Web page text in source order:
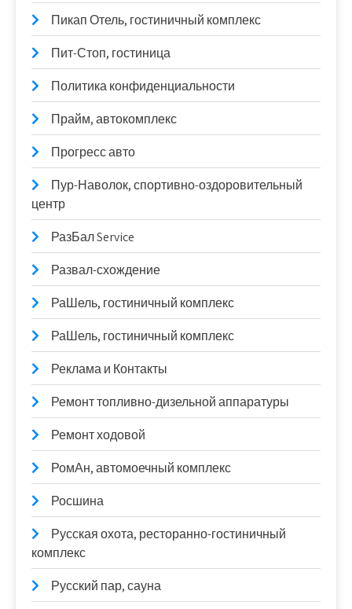
Пикап Отель, гостиничный комплекс
Пит-Стоп, гостиница
Политика конфиденциальности
Прайм, автокомплекс
Прогресс авто
Пур-Наволок, спортивно-оздоровительный
центр
РазБал Service
Развал-схождение
РаШель, гостиничный комплекс
РаШель, гостиничный комплекс
Реклама и Контакты
Ремонт топливно-дизельной аппаратуры
Ремонт ходовой
РомАн, автомоечный комплекс
Росшина
Русская охота, ресторанно-гостиничный
комплекс
Русский пар, сауна